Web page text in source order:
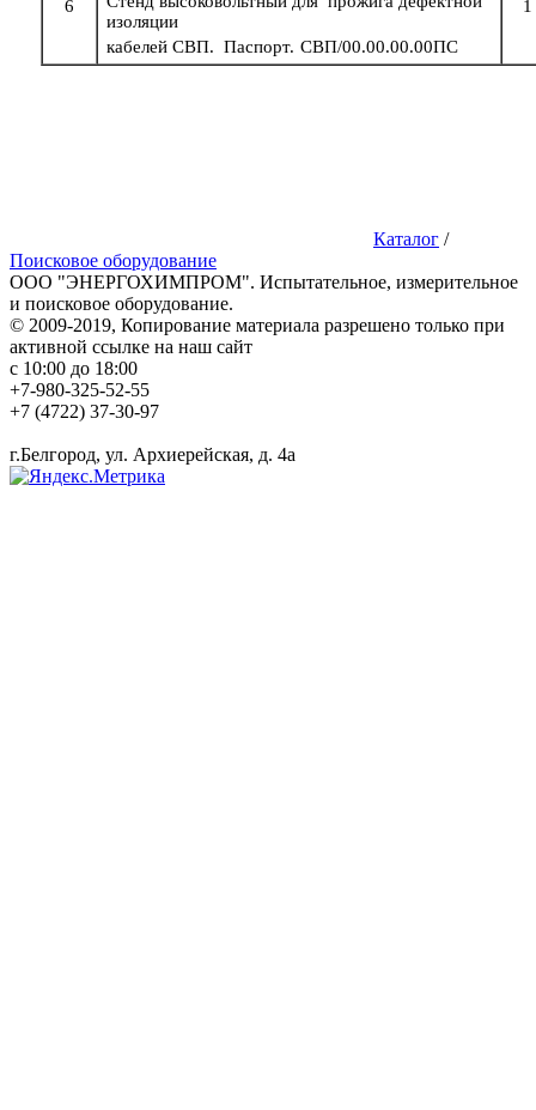
6
изоляции
кабелейСВП. Паспорт. СВП/00.00.00.00ПС
1
Каталог /
Поисковое оборудование
ООО "ЭНЕРГОХИМПРОМ". Испытательное, измерительное
и поисковое оборудование.
© 2009-2019, Копирование материала разрешено только при
активной ссылке на наш сайт
с 10:00 до 18:00
+7-980-325-52-55
+7 (4722) 37-30-97
г.Белгород, ул. Архиерейская, д. 4а